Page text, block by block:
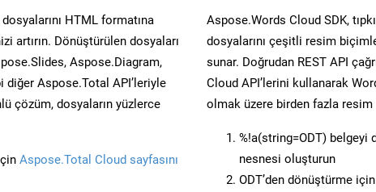
HTML formatına
artırın. Dönüştürülen dosyaları
Aspose.Diagram,
Aspose.Total API’leriyle
çözüm, dosyaların yüzlerce
Aspose.Total Cloud sayfasını
Aspose.Words Cloud SDK,
dosyalarını çeşitli resim
sunar. Doğrudan REST API
Cloud API’lerini kullanarak
olmak üzere birden fazla
%!a(string=ODT) belgeyi
nesnesi oluşturun
ODT’den dönüştürme